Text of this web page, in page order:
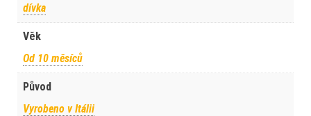
dívka
Věk
Od 10 měsíců
Původ
Vyrobeno v Itálii